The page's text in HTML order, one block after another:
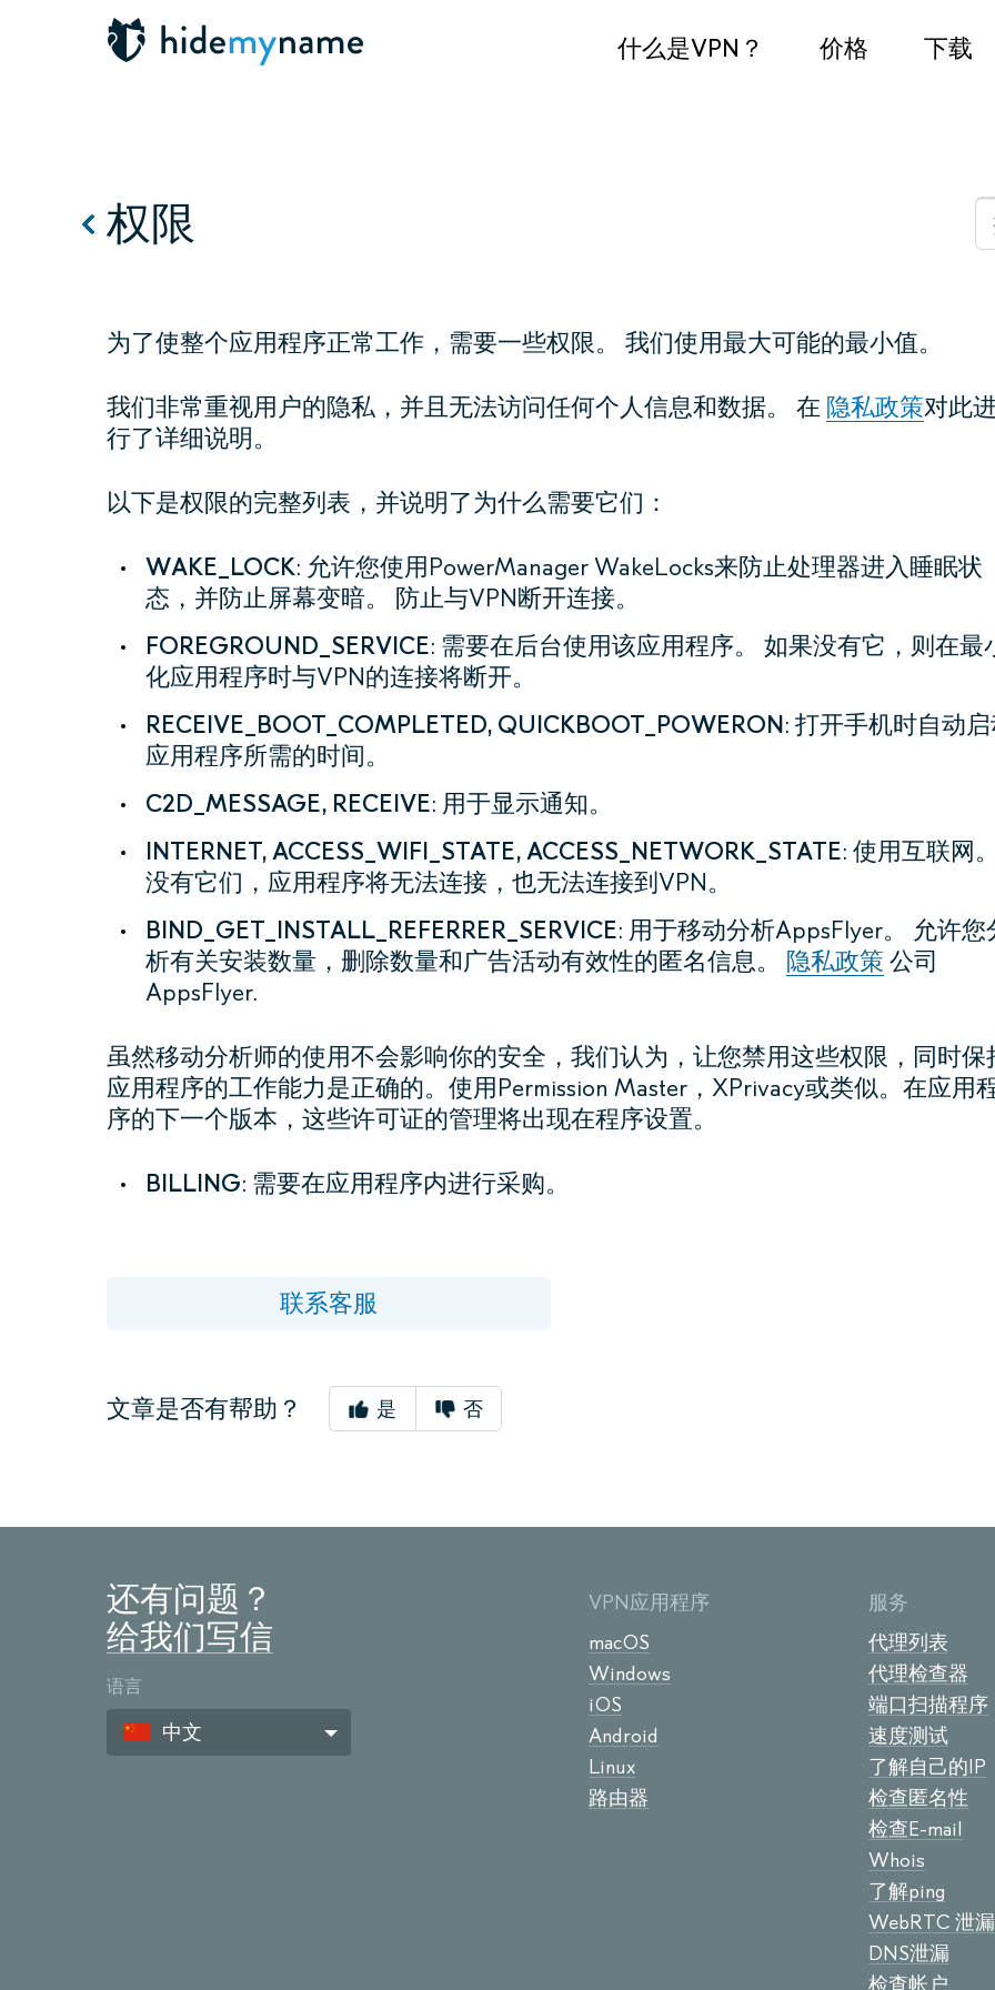
什么是VPN？ 价格 下载
权限
为了使整个应用程序正常工作，需要一些权限。 我们使用最大可能的最小值。
我们非常重视用户的隐私，并且无法访问任何个人信息和数据。 在 隐私政策对此
行了详细说明。
以下是权限的完整列表，并说明了为什么需要它们：
WAKE_LOCK: 允许您使用PowerManager WakeLocks来防止处理器进入睡眠状
态，并防止屏幕变暗。 防止与VPN断开连接。
FOREGROUND_SERVICE: 需要在后台使用该应用程序。 如果没有它，则在最
化应用程序时与VPN的连接将断开。
RECEIVE_BOOT_COMPLETED, QUICKBOOT_POWERON: 打开手机时自动
应用程序所需的时间。
C2D_MESSAGE, RECEIVE: 用于显示通知。
INTERNET, ACCESS_WIFI_STATE, ACCESS_NETWORK_STATE: 使用互联网
没有它们，应用程序将无法连接，也无法连接到VPN。
BIND_ GET_ INSTALL_ REFERRER_ SERVICE: 用于移动分析AppsFlyer。 允许您
析有关安装数量，删除数量和广告活动有效性的匿名信息。 隐私政策 公司
AppsFlyer.
虽然移动分析师的使用不会影响你的安全，我们认为，让您禁用这些权限，同时保
应用程序的工作能力是正确的。使用Permission Master，XPrivacy或类似。在应用
序的下一个版本，这些许可证的管理将出现在程序设置。
BILLING: 需要在应用程序内进行采购。
联系客服
文章是否有帮助？ 是 否
还有问题？
给我们写信
语言
中文
VPN应用程序
macOS
Windows
iOS
Android
Linux
路由器
服务
代理列表
代理检查器
端口扫描程序
速度测试
了解自己的IP
检查匿名性
检查E-mail
Whois
了解ping
WebRTC 泄漏
DNS泄漏
检查帐户